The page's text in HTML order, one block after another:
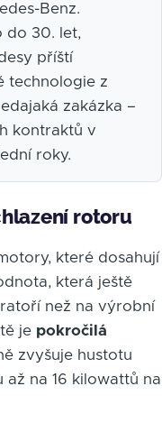
Benz.
do 30. let,
příští
technologie z
zakázka –
kontraktů v
roky.
rotoru
které dosahují
která ještě
než na výrobní
je pokročilá
zvyšuje hustotu
na 16 kilowattů na